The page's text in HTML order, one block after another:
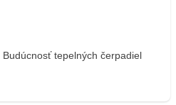
tepelných čerpadiel